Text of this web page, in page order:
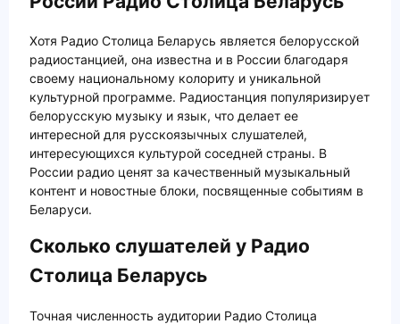
Хотя Радио Столица Беларусь является белорусской
радиостанцией, она известна и в России благодаря
своему национальному колориту и уникальной
культурной программе. Радиостанция популяризирует
белорусскую музыку и язык, что делает ее
интересной для русскоязычных слушателей,
интересующихся культурой соседней страны. В
России радио ценят за качественный музыкальный
контент и новостные блоки, посвященные событиям в
Беларуси.
Сколько слушателей у Радио
Столица Беларусь
Точная численность аудитории Радио Столица